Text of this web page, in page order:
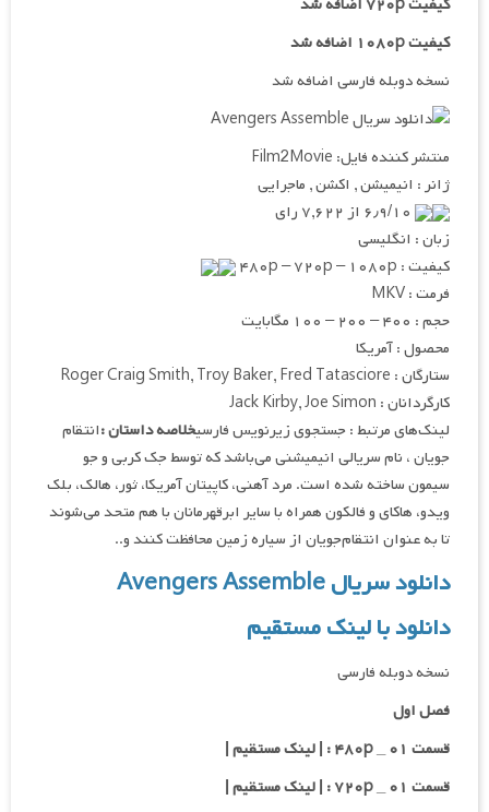
کیفیت ۷۲۰p اضافه شد
کیفیت ۱۰۸۰p اضافه شد
نسخه دوبله فارسی اضافه شد
منتشر کننده فایل: Film2Movie
ژانر : انیمیشن , اکشن , ماجرایی
زبان : انگلیسی
کیفیت : ۴۸۰p – ۷۲۰p – ۱۰۸۰p
فرمت : MKV
حجم : ۴۰۰ – ۲۰۰ – ۱۰۰ مگابایت
محصول : آمریکا
ستارگان : Roger Craig Smith, Troy Baker, Fred Tatasciore
کارگردانان : Jack Kirby, Joe Simon
لینک‌های مرتبط : جستجوی زیرنویس فارسیخلاصه داستان :انتقام
جویان ، نام سریالی انیمیشنی می‌باشد که توسط جک کربی و جو
سیمون ساخته شده است. مرد آهنی، کاپیتان آمریکا، ثور، هالک، بلک
ویدو، هاکای و فالکون همراه با سایر ابرقهرمانان با هم متحد می‌شوند
تا به عنوان انتقام‌جویان از سیاره زمین محافظت کنند و..
دانلود سریال Avengers Assemble
دانلود با لینک مستقیم
نسخه دوبله فارسی
فصل اول
قسمت ۰۱ _ ۴۸۰p : | لینک مستقیم |
قسمت ۰۱ _ ۷۲۰p : | لینک مستقیم |